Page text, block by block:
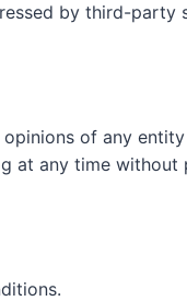
by third-party
of any
at any time without